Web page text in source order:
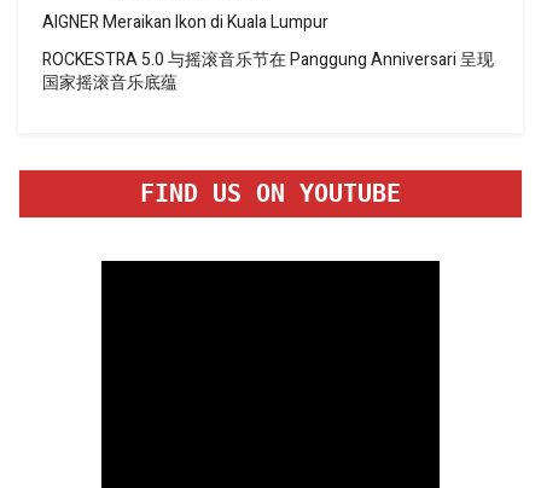
AIGNER Meraikan Ikon di Kuala Lumpur
ROCKESTRA 5.0 与摇滚音乐节在 Panggung Anniversari 呈现
国家摇滚音乐底蕴
FIND US ON YOUTUBE